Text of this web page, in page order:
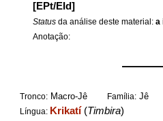
[EPt/EId]
Status da análise deste material:a
Anotação:
Tronco: Macro-Jê Família: Jê
Língua: Krikatí (Timbira)